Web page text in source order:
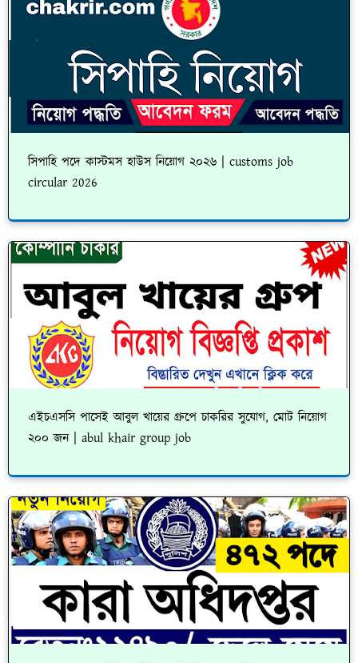
সিপাহি পদে কাস্টমস হাউস নিয়োগ ২০২৬ | customs job
circular 2026
এইচএসসি পাসেই আবুল খায়ের গ্রুপে চাকরির সুযোগ, মোট নিয়োগ
২০০ জন | abul khair group job